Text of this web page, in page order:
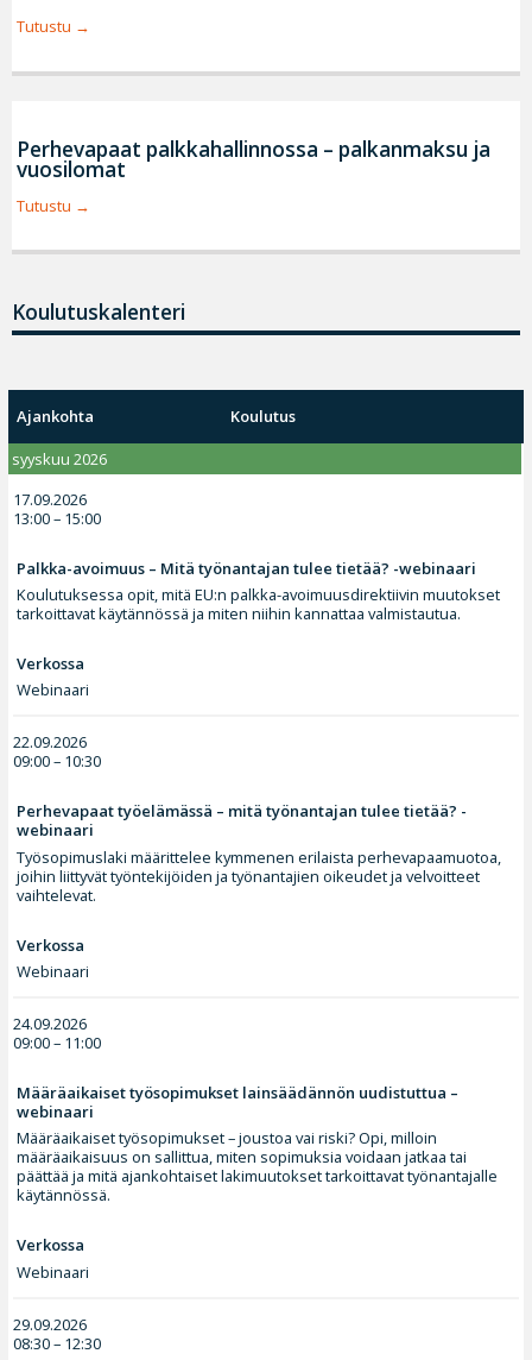
Tutustu
Perhevapaat palkkahallinnossa – palkanmaksu ja
vuosilomat
Tutustu
Koulutuskalenteri
Ajankohta
Koulutus
syyskuu 2026
17.09.2026
13:00 – 15:00
Palkka-avoimuus – Mitä työnantajan tulee tietää? -webinaari
Koulutuksessa opit, mitä EU:n palkka-avoimuusdirektiivin muutokset
tarkoittavat käytännössä ja miten niihin kannattaa valmistautua.
Verkossa
Webinaari
22.09.2026
09:00 – 10:30
Perhevapaat työelämässä – mitä työnantajan tulee tietää? -
webinaari
Työsopimuslaki määrittelee kymmenen erilaista perhevapaamuotoa,
joihin liittyvät työntekijöiden ja työnantajien oikeudet ja velvoitteet
vaihtelevat.
Verkossa
Webinaari
24.09.2026
09:00 – 11:00
Määräaikaiset työsopimukset lainsäädännön uudistuttua –
webinaari
Määräaikaiset työsopimukset – joustoa vai riski? Opi, milloin
määräaikaisuus on sallittua, miten sopimuksia voidaan jatkaa tai
päättää ja mitä ajankohtaiset lakimuutokset tarkoittavat työnantajalle
käytännössä.
Verkossa
Webinaari
29.09.2026
08:30 – 12:30